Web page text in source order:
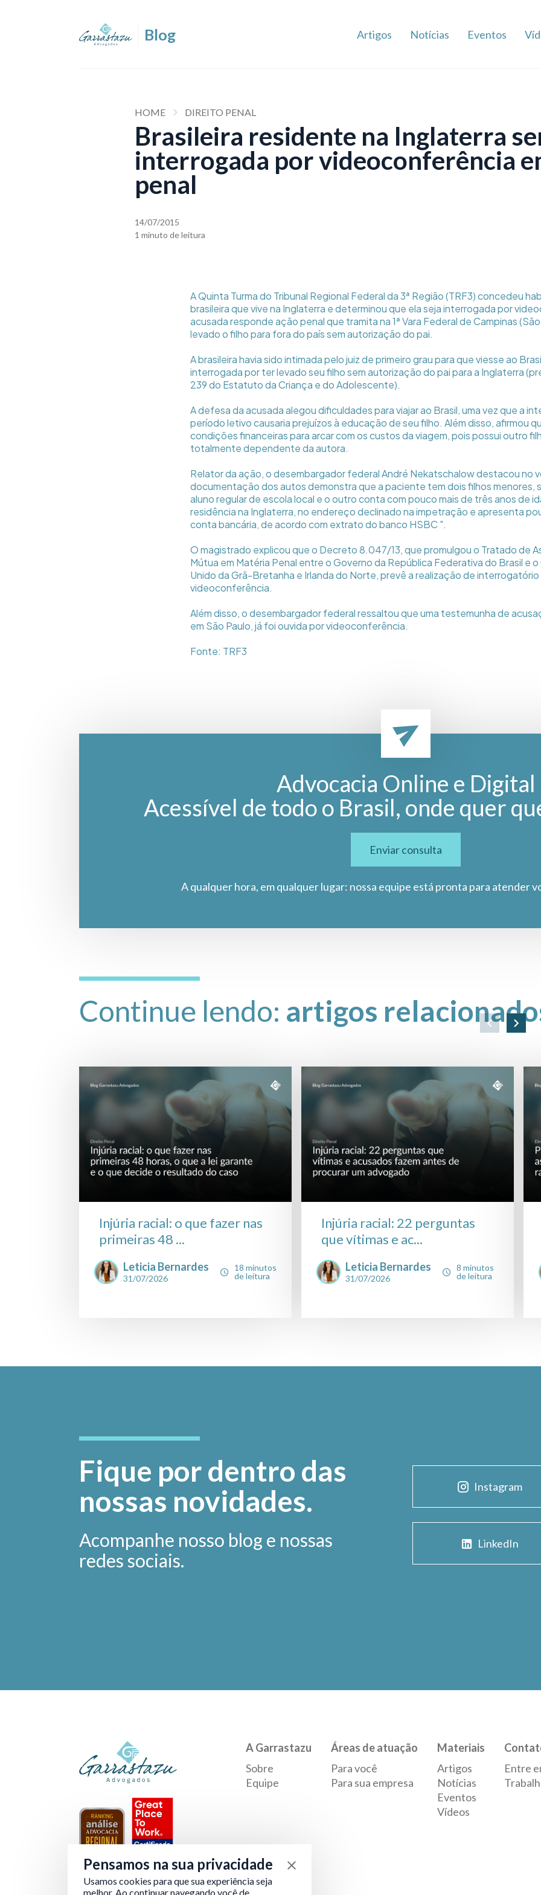
Artigos Notícias Eventos
HOME DIREITO PENAL
Brasileira residente na Inglaterra
interrogada por videoconferência
penal
14/07/2015
1 minuto de leitura
A Quinta Turma do Tribunal Regional Federal da 3ª Região (TRF3) concedeu
brasileira que vive na Inglaterra e determinou que ela seja interrogada por
acusada responde ação penal que tramita na 1ª Vara Federal de Campinas
levado o filho para fora do país sem autorização do pai.
A brasileira havia sido intimada pelo juiz de primeiro grau para que viesse ao
interrogada por ter levado seu filho sem autorização do pai para a Inglaterra
239 do Estatuto da Criança e do Adolescente).
A defesa da acusada alegou dificuldades para viajar ao Brasil, uma vez que a
período letivo causaria prejuízos à educação de seu filho. Além disso, afirmou
condições financeiras para arcar com os custos da viagem, pois possui outro
totalmente dependente da autora.
Relator da ação, o desembargador federal André Nekatschalow destacou no
documentação dos autos demonstra que a paciente tem dois filhos menores,
aluno regular de escola local e o outro conta com pouco mais de três anos de
residência na Inglaterra, no endereço declinado na impetração e apresenta
conta bancária, de acordo com extrato do banco HSBC ".
O magistrado explicou que o Decreto 8.047/13, que promulgou o Tratado de
Mútua em Matéria Penal entre o Governo da República Federativa do Brasil e
Unido da Grã-Bretanha e Irlanda do Norte, prevê a realização de
videoconferência.
Além disso, o desembargador federal ressaltou que uma testemunha de
em São Paulo, já foi ouvida por videoconferência.
Fonte: TRF3
Advocacia Online e Digital
Acessível de todo o Brasil, onde quer
Enviar consulta
A qualquer hora, em qualquer lugar: nossa equipe está pronta para atender
Continue lendo: artigos
Injúria racial: o que fazer nas
primeiras 48 ...
Leticia Bernardes
31/07/2026
18 minutos
de leitura
Injúria racial: 22 perguntas
que vítimas e ac...
Leticia Bernardes
31/07/2026
8 minutos
de leitura
Fique por dentro das
nossas novidades.
Acompanhe nosso blog e nossas
redes sociais.
Instagram
LinkedIn
Verificada por
A Garrastazu
Sobre
Equipe
Áreas de atuação
Para você
Para sua empresa
Materiais
Artigos
Notícias
Eventos
Vídeos
Entre
Pensamos na sua privacidade
Usamos cookies para que sua experiência seja
melhor. Ao continuar navegando você de